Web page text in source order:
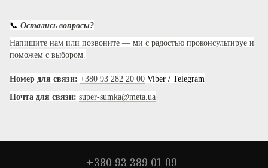
📞 Остались вопросы?
Напишите нам или позвоните — ми с радостью проконсультируе и
поможем с выбором.
Номер для связи: +380 93 282 20 00 Viber / Telegram
Почта для связи: super-sumka@meta.ua
+380 93 389 01 09